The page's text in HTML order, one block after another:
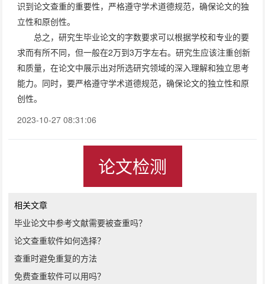
识到论文查重的重要性，严格遵守学术道德规范，确保论文的独
立性和原创性。
总之，研究生毕业论文的字数要求可以根据学校和专业的要
求而有所不同，但一般在2万到3万字左右。研究生应该注重创新
和质量，在论文中展示出对所选研究领域的深入理解和独立思考
能力。同时，要严格遵守学术道德规范，确保论文的独立性和原
创性。
2023-10-27 08:31:06
论文检测
相关文章
毕业论文中参考文献需要被查重吗？
论文查重软件如何选择？
查重时避免重复的方法
免费查重软件可以用吗？